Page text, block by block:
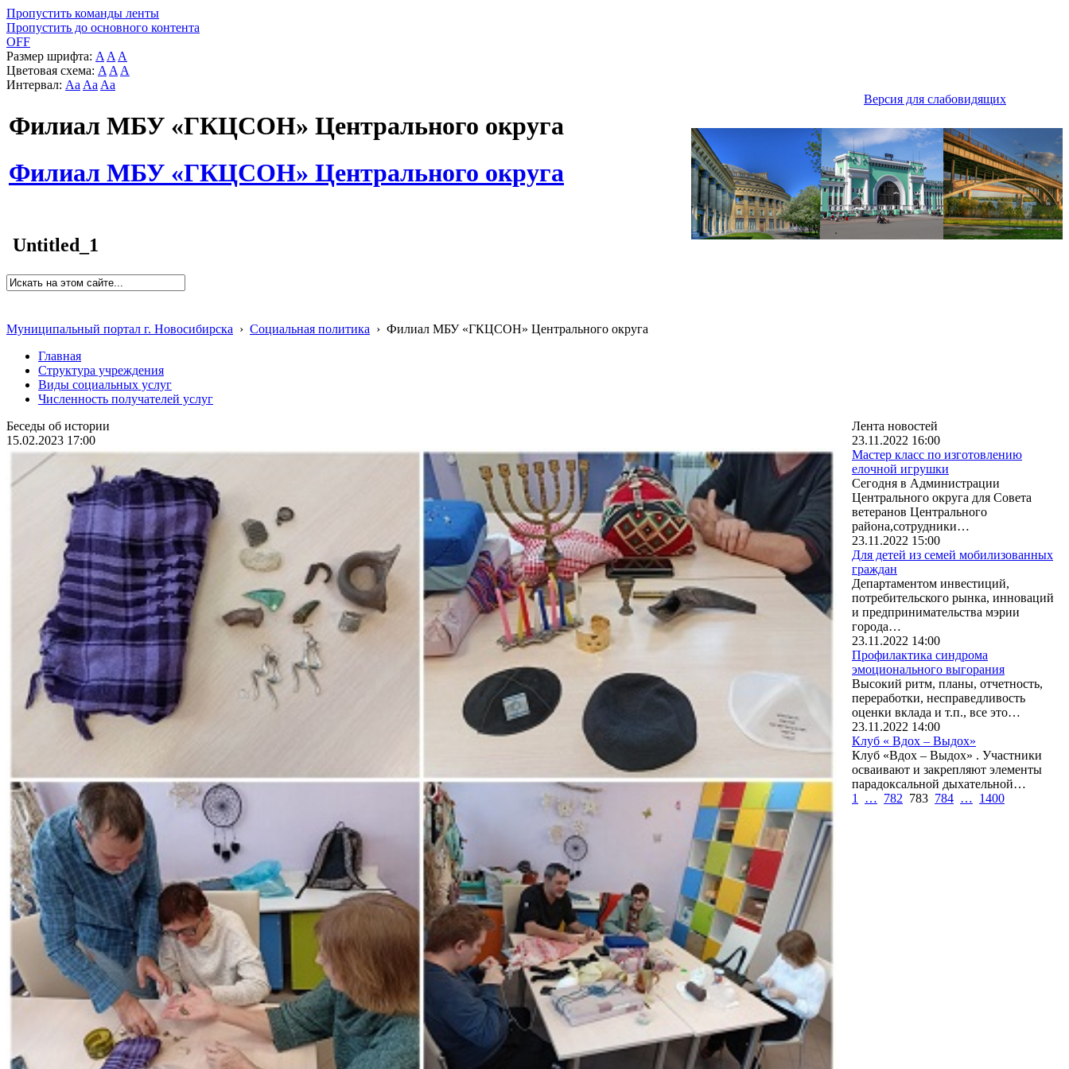
Пропустить команды ленты
Пропустить до основного контента
OFF
Размер шрифта: A A A
Цветовая схема: A A A
Интервал: Aa Aa Aa
Версия для слабовидящих
Филиал МБУ «ГКЦСОН» Центрального округа
Филиал МБУ «ГКЦСОН» Центрального округа
Untitled_1
Муниципальный портал г. Новосибирска › Социальная политика › Филиал МБУ «ГКЦСОН» Центрального округа
Главная
Структура учреждения
Виды социальных услуг
Численность получателей услуг
Беседы об истории
15.02.2023 17:00
Лента новостей
23.11.2022 16:00
Мастер класс по изготовлению
елочной игрушки
Сегодня в Администрации
Центрального округа для Совета
ветеранов Центрального
района,сотрудники…
23.11.2022 15:00
Для детей из семей мобилизованных
граждан
Департаментом инвестиций,
потребительского рынка, инноваций
и предпринимательства мэрии
города…
23.11.2022 14:00
Профилактика синдрома
эмоционального выгорания
Высокий ритм, планы, отчетность,
переработки, несправедливость
оценки вклада и т.п., все это…
23.11.2022 14:00
Клуб « Вдох – Выдох»
Клуб «Вдох – Выдох» . Участники
осваивают и закрепляют элементы
парадоксальной дыхательной…
1
… 782 783 784 … 1400